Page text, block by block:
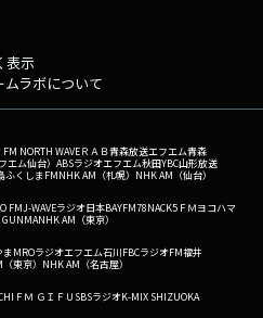
表示
ラボについて
FM NORTH WAVEＲＡＢ青森放送エフエム青森
エム仙台） ABSラジオエフエム秋田YBC山形放送
ふくしまFMNHK AM（札幌） NHK AM（仙台）
FMJ-WAVEラジオ日本BAYFM78NACK5 ＦＭヨコハマ
GUNMANHK AM（東京）
まMROラジオエフエム石川FBCラジオFM福井
東京） NHK AM（名古屋）
ＦＭ ＧＩＦＵ SBSラジオK-MIX SHIZUOKA